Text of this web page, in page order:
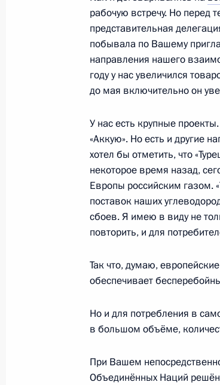
Обращение к
по международной
15 августа 2022 года,
Видеообращение к
15 августа 2022 года, 21:20
Посещение военно-
Встреча с врио главы
рабочую встречу. Но перед
представительная
побывала по Вашему
направления нашего
году у нас увеличился
до мая включительно он
У нас есть крупные
«Аккую». Но есть и другие
хотел бы отметить, что
некоторое время назад,
Европы российским газом.
поставок наших
сбоев. Я имею в виду не
повторить, и для
Так что, думаю,
обеспечивает
Но и для потребления в
в большом объёме,
При Вашем
Объединённых Наций решён